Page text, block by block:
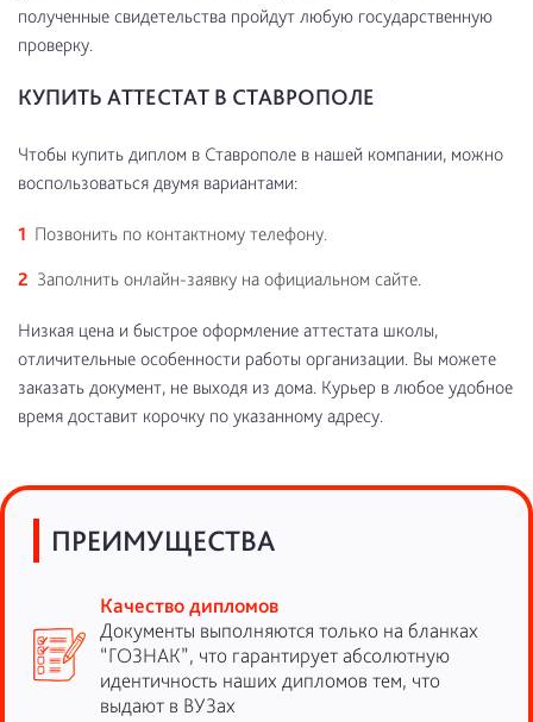
полученные свидетельства пройдут любую государственную
проверку.
КУПИТЬ АТТЕСТАТ В СТАВРОПОЛЕ
Чтобы купить диплом в Ставрополе в нашей компании, можно
воспользоваться двумя вариантами:
Позвонить по контактному телефону.
Заполнить онлайн-заявку на официальном сайте.
Низкая цена и быстрое оформление аттестата школы,
отличительные особенности работы организации. Вы можете
заказать документ, не выходя из дома. Курьер в любое удобное
время доставит корочку по указанному адресу.
ПРЕИМУЩЕСТВА
Качество дипломов
Документы выполняются только на бланках
“ГОЗНАК”, что гарантирует абсолютную
идентичность наших дипломов тем, что
выдают в ВУЗах